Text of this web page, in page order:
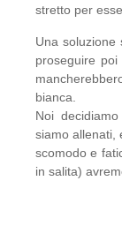
stretto per
Una soluzione
proseguire
bianca.
Noi
siamo allenati,
scomodo e
in salita)